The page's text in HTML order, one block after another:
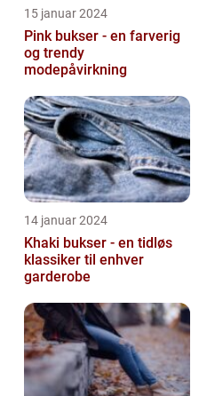
15 januar 2024
Pink bukser - en farverig
og trendy
modepåvirkning
14 januar 2024
Khaki bukser - en tidløs
klassiker til enhver
garderobe